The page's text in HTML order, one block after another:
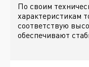
По своим
характеристикам
соответствую
обеспечивают